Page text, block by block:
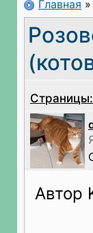
Главная »
Страницы:
Автор